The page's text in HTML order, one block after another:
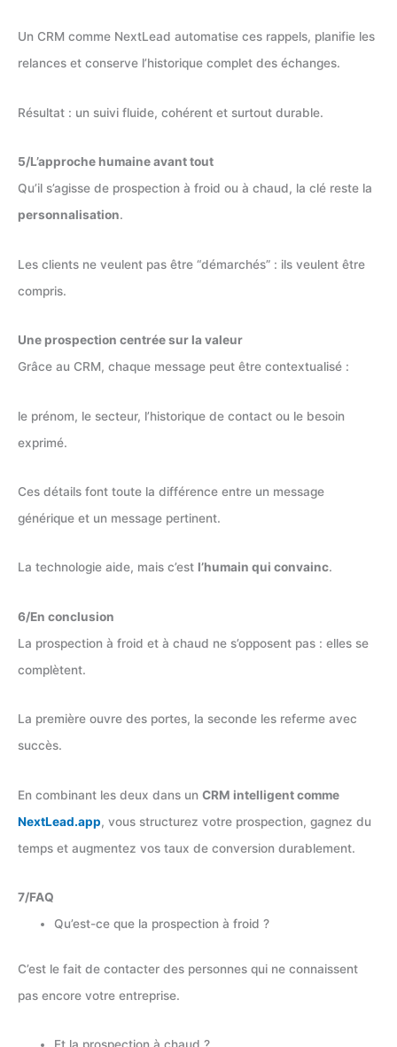
Un CRM comme NextLead automatise ces rappels, planifie les
relances et conserve l’historique complet des échanges.
Résultat : un suivi fluide, cohérent et surtout durable.
5/L’approche humaine avant tout
Qu’il s’agisse de prospection à froid ou à chaud, la clé reste la
personnalisation.
Les clients ne veulent pas être “démarchés” : ils veulent être
compris.
Une prospection centrée sur la valeur
Grâce au CRM, chaque message peut être contextualisé :
le prénom, le secteur, l’historique de contact ou le besoin
exprimé.
Ces détails font toute la différence entre un message
générique et un message pertinent.
La technologie aide, mais c’est l’humain qui convainc.
6/En conclusion
La prospection à froid et à chaud ne s’opposent pas : elles se
complètent.
La première ouvre des portes, la seconde les referme avec
succès.
En combinant les deux dans un CRM intelligent comme
NextLead.app, vous structurez votre prospection, gagnez du
temps et augmentez vos taux de conversion durablement.
7/FAQ
Qu’est-ce que la prospection à froid ?
C’est le fait de contacter des personnes qui ne connaissent
pas encore votre entreprise.